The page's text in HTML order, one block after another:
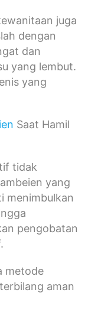
juga
dengan
dan
yang lembut.
yang
Saat Hamil
tidak
yang
menimbulkan
pengobatan
metode
aman